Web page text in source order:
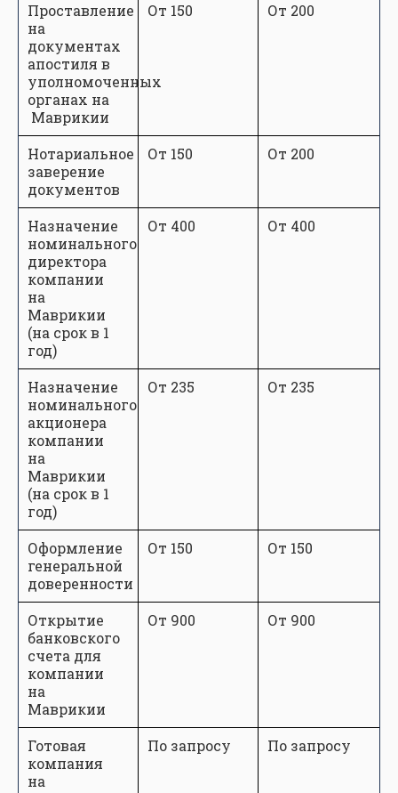
Проставление
на
документах
апостиля в
уполномоченных
органах на
Маврикии
От 150 От 200
Нотариальное
заверение
документов
От 150 От 200
Назначение
номинального
директора
компании
на
Маврикии
(на срок в 1
год)
От 400 От 400
Назначение
номинального
акционера
компании
на
Маврикии
(на срок в 1
год)
От 235 От 235
Оформление
генеральной
доверенности
От 150 От 150
Открытие
банковского
счета для
компании
на
Маврикии
От 900 От 900
Готовая
компания
на
По запросу По запросу